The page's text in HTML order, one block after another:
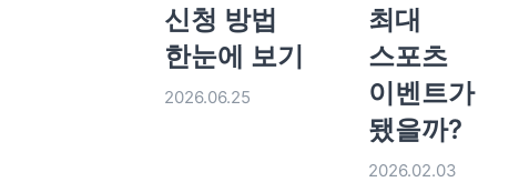
신청 방법
한눈에 보기
2026.06.25
최대
스포츠
이벤트가
됐을까?
2026.02.03